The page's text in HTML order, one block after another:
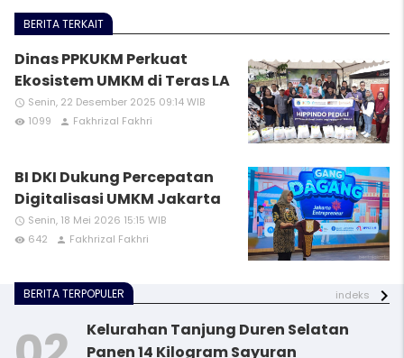
BERITA TERKAIT
Dinas PPKUKM Perkuat
Ekosistem UMKM di Teras LA
access_time Senin, 22 Desember 2025 09:14 WIB
remove_red_eye 1099 person Fakhrizal Fakhri
BI DKI Dukung Percepatan
Digitalisasi UMKM Jakarta
access_time Senin, 18 Mei 2026 15:15 WIB
remove_red_eye 642 person Fakhrizal Fakhri
BERITA TERPOPULER indeks
Kelurahan Tanjung Duren Selatan
Panen 14 Kilogram Sayuran